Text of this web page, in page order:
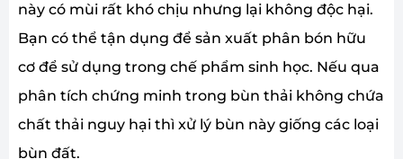
này có mùi rất khó chịu nhưng lại không độc hại.
Bạn có thể tận dụng để sản xuất phân bón hữu
cơ để sử dụng trong chế phẩm sinh học. Nếu qua
phân tích chứng minh trong bùn thải không chứa
chất thải nguy hại thì xử lý bùn này giống các loại
bùn đất.